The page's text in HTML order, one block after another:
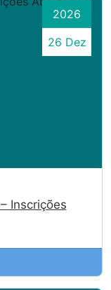
Inscrições
2026
26 Dez